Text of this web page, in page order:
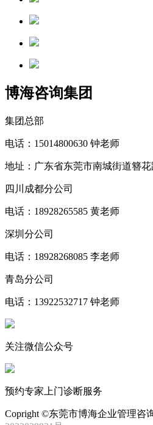
博海咨询集团
集团总部
电话：15014800630 钟老师
地址：广东省东莞市南城街道簪花
四川成都分公司
电话：18928265585 黄老师
深圳分公司
电话：18928268085 李老师
青岛分公司
电话：13922532717 钟老师
关注微信公众号
预约专家上门诊断服务
Copright ©东莞市博海企业管理咨